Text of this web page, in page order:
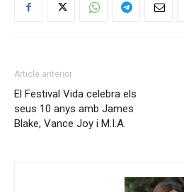
Article anterior
El Festival Vida celebra els
seus 10 anys amb James
Blake, Vance Joy i M.I.A.